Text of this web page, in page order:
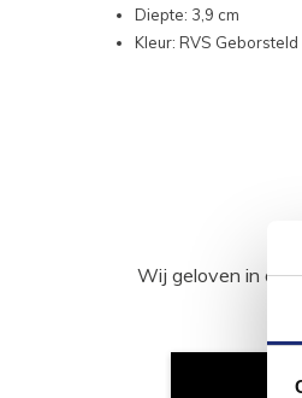
Diepte: 3,9 cm
Kleur: RVS Geborsteld
Wij geloven in de